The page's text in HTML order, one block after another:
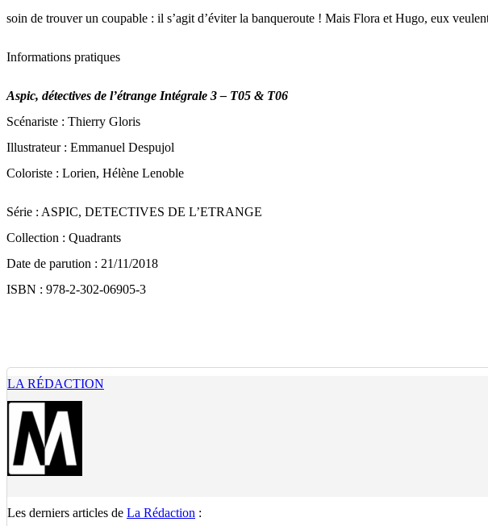
soin de trouver un coupable : il s’agit d’éviter la banqueroute ! Mais Flora et Hugo, eux
Informations pratiques
Aspic, détectives de l’étrange Intégrale 3 – T05 & T06
Scénariste : Thierry Gloris
Illustrateur : Emmanuel Despujol
Coloriste : Lorien, Hélène Lenoble
Série : ASPIC, DETECTIVES DE L’ETRANGE
Collection : Quadrants
Date de parution : 21/11/2018
ISBN : 978-2-302-06905-3
LA RÉDACTION
Les derniers articles de La Rédaction :